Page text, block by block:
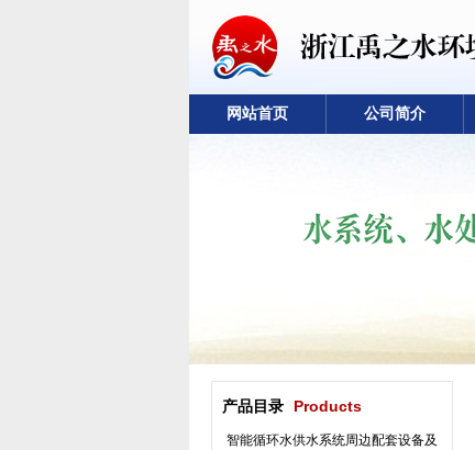
网站首页 公司简介
产品目录 Products
智能循环水供水系统周边配套设备及